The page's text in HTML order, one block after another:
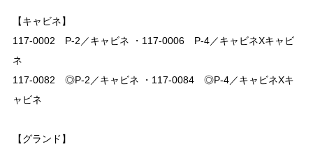
【キャビネ】
117-0002 P-2／キャビネ ・117-0006 P-4／キャビネXキャビ
ネ
117-0082 ◎P-2／キャビネ ・117-0084 ◎P-4／キャビネXキ
ャビネ
【グランド】